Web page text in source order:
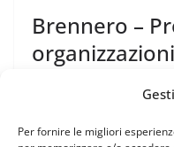
Per fornire le migliori
Brennero –
traffico di clandestini è